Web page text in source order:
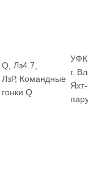
Q, Лз4.7,
ЛзР, Командные
гонки Q
г.